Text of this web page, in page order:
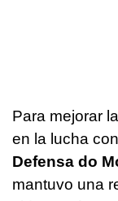
Para mejorar
en la lucha
Defensa do
mantuvo una